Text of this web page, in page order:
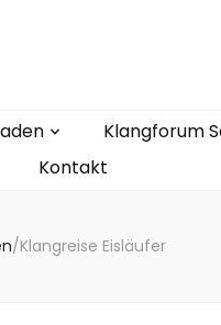
Klangforum
Kontakt
/Klangreise Eisläufer